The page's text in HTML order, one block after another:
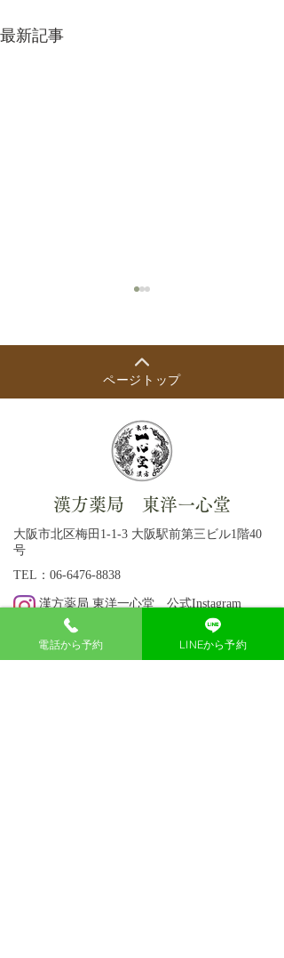
最新記事
【8月開始】木曜日の漢方
相談員について
ページトップ
漢方薬局 東洋一心堂
大阪市北区梅田1-1-3 大阪駅前第三ビル1階40
号
TEL：06-6476-8838
漢方薬局 東洋一心堂 公式Instagram
【最終受付】
初回相談：18:00
電話から予約 LINEから予約